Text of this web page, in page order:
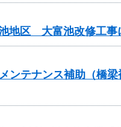
地区 大富池改修工事
ンテナンス補助（橋